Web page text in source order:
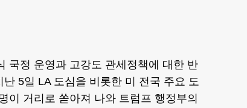
국정 운영과 고강도 관세정책에 대한 반
5일 LA 도심을 비롯한 미 전국 주요 도
이 거리로 쏟아져 나와 트럼프 행정부의